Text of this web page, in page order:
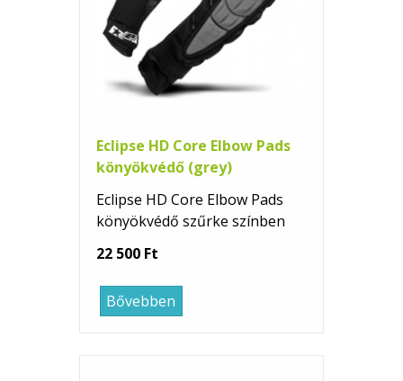
Eclipse HD Core Elbow Pads
könyökvédő (grey)
Eclipse HD Core Elbow Pads
könyökvédő szűrke színben
22 500 Ft
Bővebben